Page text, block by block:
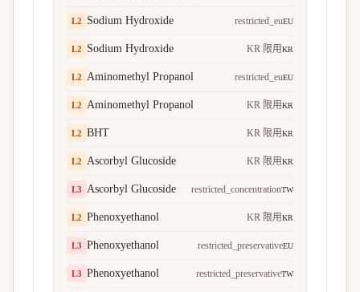
L2 Sodium Hydroxide restricted_euEU
L2 Sodium Hydroxide KR 限用KR
L2 Aminomethyl Propanol restricted_euEU
L2 Aminomethyl Propanol KR 限用KR
L2 BHT KR 限用KR
L2 Ascorbyl Glucoside KR 限用KR
L3 Ascorbyl Glucoside restricted_concentrationTW
L2 Phenoxyethanol KR 限用KR
L3 Phenoxyethanol restricted_preservativeEU
L3 Phenoxyethanol restricted_preservativeTW